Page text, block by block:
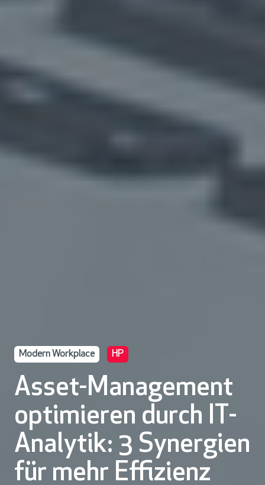
Modern Workplace HP
Asset-Management
optimieren durch IT-
Analytik: 3 Synergien
für mehr Effizienz